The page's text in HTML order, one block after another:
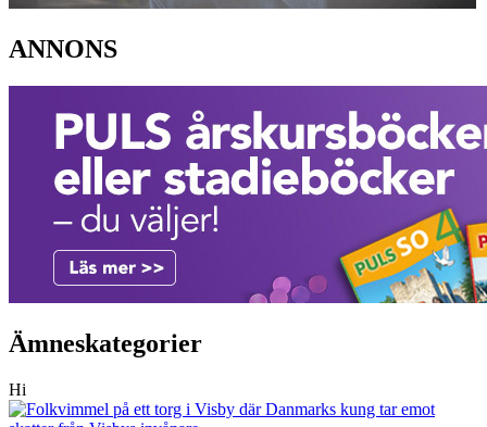
ANNONS
Ämneskategorier
Hi